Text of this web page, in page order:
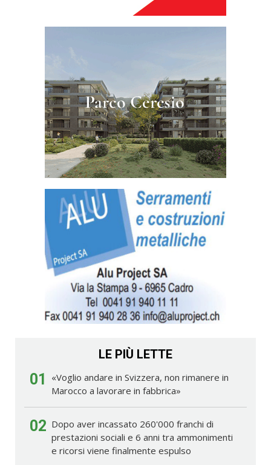
LE PIÙ LETTE
01
«Voglio andare in Svizzera, non rimanere in
Marocco a lavorare in fabbrica»
02 Dopo aver incassato 260'000 franchi di
prestazioni sociali e 6 anni tra ammonimenti
e ricorsi viene finalmente espulso